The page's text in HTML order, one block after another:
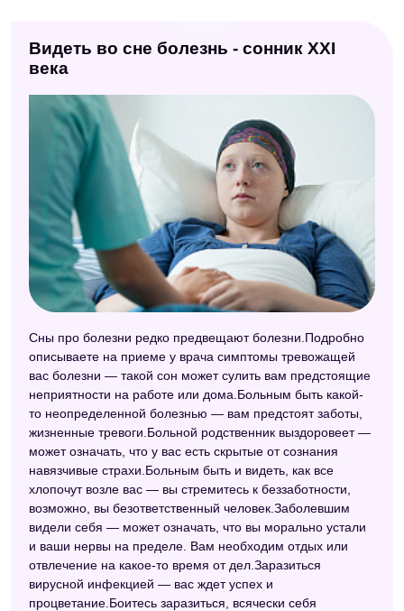
Психологический сонник
Сонник Нины Гришиной
Дворянский сонник
Психоаналитический сонник
Сонник Роммеля
Сонник Лоффа
Сонник Ванги
Ведический сонник от Шри Свами Шивананда
Сонник Юноны
Персидский сонник Тифлиси
Совмещенный сонник
Американский сонник Дениз Линн
Сонник Майя
Сонник Фрейда
Сонник Юнга
Сонник Кассандры
Видеть во сне болезнь - сонник XXI
века
Сны про болезни редко предвещают болезни.Подробно
описываете на приеме у врача симптомы тревожащей
вас болезни — такой сон может сулить вам предстоящие
неприятности на работе или дома.Больным быть какой-
то неопределенной болезнью — вам предстоят заботы,
жизненные тревоги.Больной родственник выздоровеет —
может означать, что у вас есть скрытые от сознания
навязчивые страхи.Больным быть и видеть, как все
хлопочут возле вас — вы стремитесь к беззаботности,
возможно, вы безответственный человек.Заболевшим
видели себя — может означать, что вы морально устали
и ваши нервы на пределе. Вам необходим отдых или
отвлечение на какое-то время от дел.Заразиться
вирусной инфекцией — вас ждет успех и
процветание.Боитесь заразиться, всячески себя